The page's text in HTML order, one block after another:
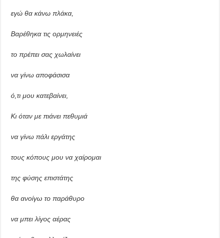
εγώ θα κάνω πλάκα,
Βαρέθηκα τις ορμηνειές
το πρέπει σας χωλαίνει
να γίνω αποφάσισα
ό,τι μου κατεβαίνει,
Κι όταν με πιάνει πεθυμιά
να γίνω πάλι εργάτης
τους κόπους μου να χαίρομαι
της φύσης επιστάτης
θα ανοίγω το παράθυρο
να μπει λίγος αέρας